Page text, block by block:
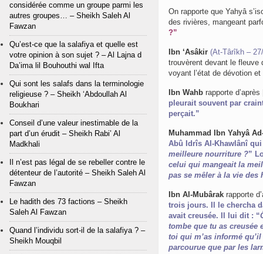
On rapporte que Yahyâ
des rivières, mangeant
?”
Ibn ‘Asâkir (At-Târîkh –
trouvèrent devant le fleuve
voyant l’état de dévotion
Ibn Wahb rapporte
pleurait souvent par
perçait.”
Muhammad Ibn Yahyâ
Abû Idrîs Al-Khawlânî
meilleure nourriture ?”
celui qui mangeait la
pas se mêler à la vie des
Ibn Al-Mubârak rapporte
trois jours. Il le chercha
avait creusée. Il lui dit : “
tombe que tu as creusée
toi qui m’as informé
parcourue que par les
considérée comme un groupe parmi les
autres groupes… – Sheikh Saleh Al
Fawzan
Qu’est-ce que la salafiya et quelle est
votre opinion à son sujet ? – Al Lajna d
Da’ima lil Bouhouthi wal Ifta
Qui sont les salafs dans la terminologie
religieuse ? – Sheikh ‘Abdoullah Al
Boukhari
Conseil d’une valeur inestimable de la
part d’un érudit – Sheikh Rabi’ Al
Madkhali
Il n’est pas légal de se rebeller contre le
détenteur de l’autorité – Sheikh Saleh Al
Fawzan
Le hadith des 73 factions – Sheikh
Saleh Al Fawzan
Quand l’individu sort-il de la salafiya ? –
Sheikh Mouqbil